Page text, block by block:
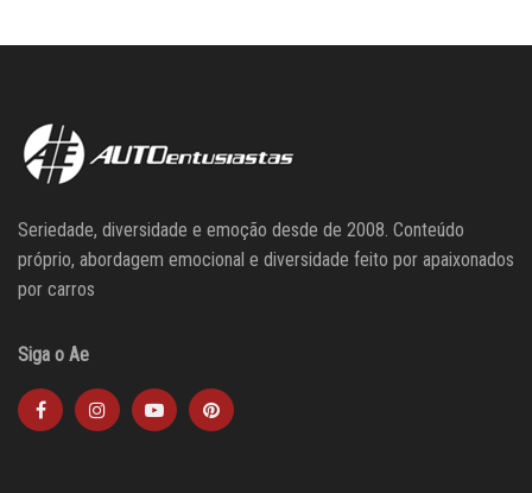
Seriedade, diversidade e emoção desde de 2008. Conteúdo
próprio, abordagem emocional e diversidade feito por apaixonados
por carros
Siga o Ae